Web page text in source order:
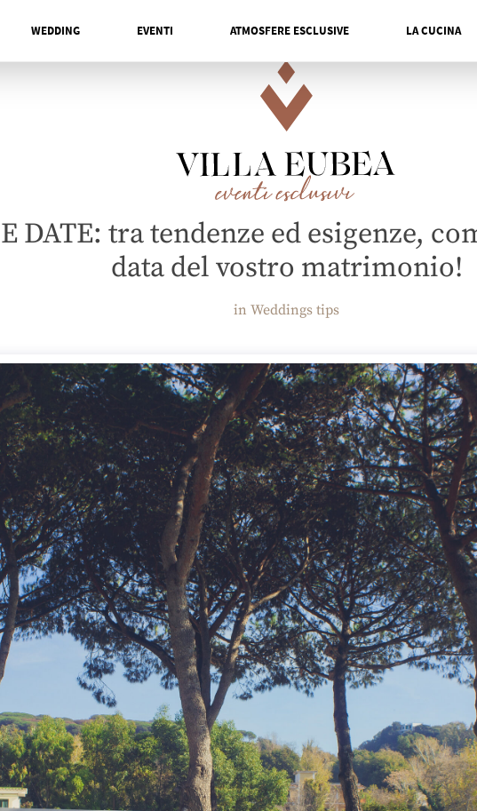
WEDDING EVENTI ATMOSFERE ESCLUSIVE LA CUCINA
DATE: tra tendenze ed esigenze,
data del vostro matrimonio!
in Weddings tips